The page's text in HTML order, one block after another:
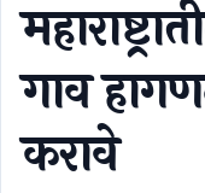
गाव
करावे